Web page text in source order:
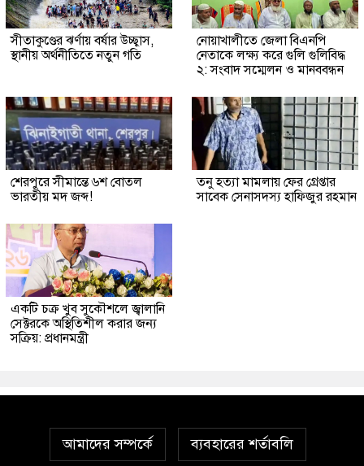
সীতাকুণ্ডের ঝর্ণায় বর্ষার উচ্ছ্বাস,
স্থানীয় অর্থনীতিতে নতুন গতি
নোয়াখালীতে জেলা বিএনপি
নেতাকে লক্ষ্য করে গুলি গুলিবিদ্ধ
২: সংবাদ সম্মেলন ও মানববন্ধন
শেরপুরে সীমান্তে ৬শ বোতল
ভারতীয় মদ জব্দ!
তনু হত্যা মামলায় ফের গ্রেপ্তার
সাবেক সেনাসদস্য হাফিজুর রহমান
একটি চক্র খুব সুকৌশলে জ্বালানি
সেক্টরকে অস্থিতিশীল করার জন্য
সক্রিয়: প্রধানমন্ত্রী
আমাদের সম্পর্কে ব্যবহারের শর্তাবলি